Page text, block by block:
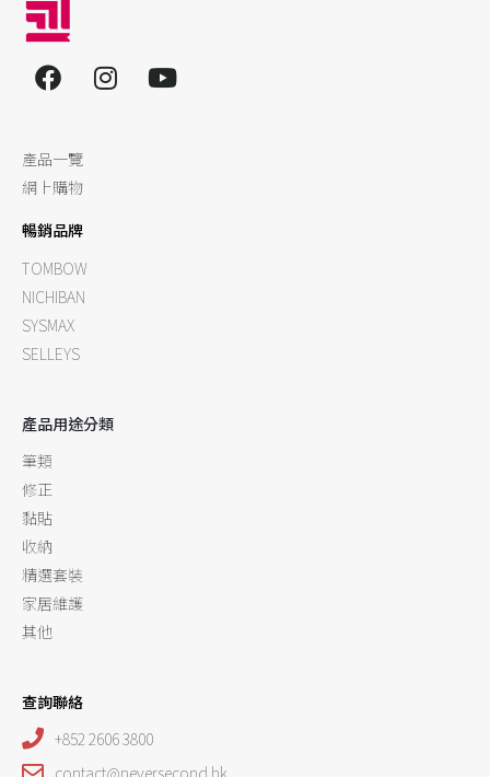
產品一覽
網上購物
暢銷品牌
TOMBOW
NICHIBAN
SYSMAX
SELLEYS
產品用途分類
筆類
修正
黏貼
收納
精選套裝
家居維護
其他
查詢聯絡
+852 2606 3800
contact@neversecond.hk